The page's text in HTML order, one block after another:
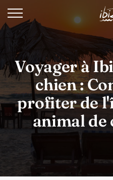
Voyager à
chien :
profiter de
animal de